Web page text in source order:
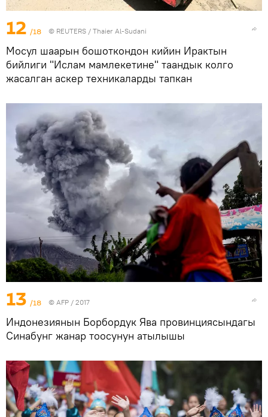
12 /18 © REUTERS / Thaier Al-Sudani
Мосул шаарын бошоткондон кийин Ирактын
бийлиги "Ислам мамлекетине" таандык колго
жасалган аскер техникаларды тапкан
13 /18 © AFP / 2017
Индонезиянын Борбордук Ява провинциясындагы
Синабунг жанар тоосунун атылышы